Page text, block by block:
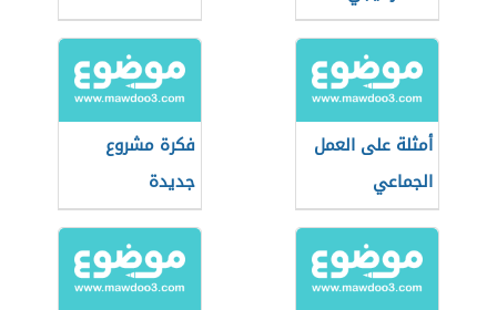
أمثلة على العمل
الجماعي
فكرة مشروع
جديدة